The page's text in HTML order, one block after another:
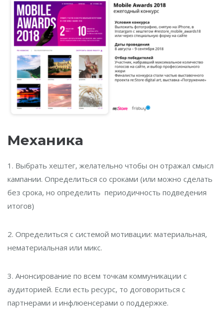
Механика
1. Выбрать хештег, желательно чтобы он отражал смысл
кампании. Определиться со сроками (или можно сделать
без срока, но определить периодичность подведения
итогов)
2. Определиться с системой мотивации: материальная,
нематериальная или микс.
3. Анонсирование по всем точкам коммуникации с
аудиторией. Если есть ресурс, то договориться с
партнерами и инфлюенсерами о поддержке.